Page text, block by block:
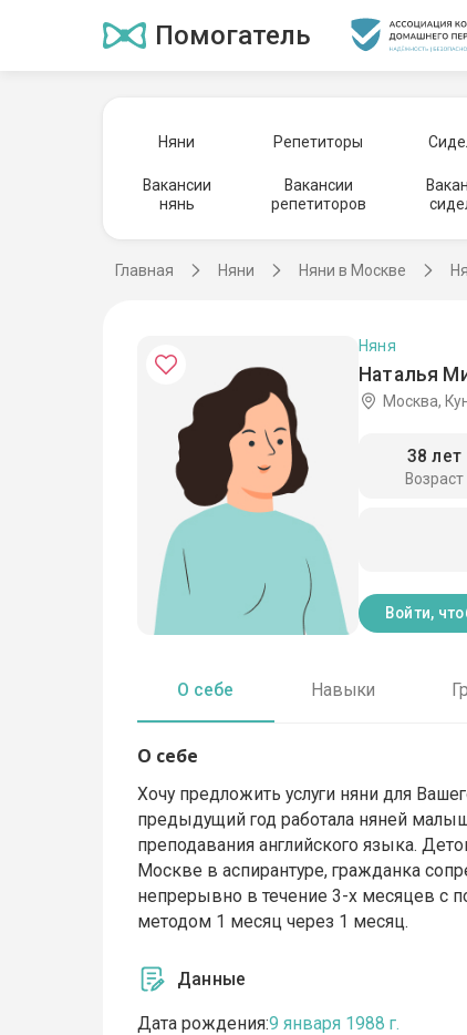
Помогатель
Няни Репетиторы
Вакансии
нянь
Вакансии
репетиторов
Главная Няни Няни в Москве
Наталья
Няня
Москва,
Возраст
38 лет
Войти,
О себе Навыки
О себе
Хочу предложить услуги няни для
предыдущий год работала няней
преподавания английского языка.
Москве в аспирантуре, гражданка
непрерывно в течение 3-х месяцев с
методом 1 месяц через 1 месяц.
Данные
Дата рождения:9 января 1988 г.